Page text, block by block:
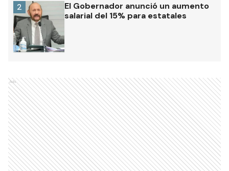
El Gobernador anunció un aumento
salarial del 15% para estatales
2
Ads